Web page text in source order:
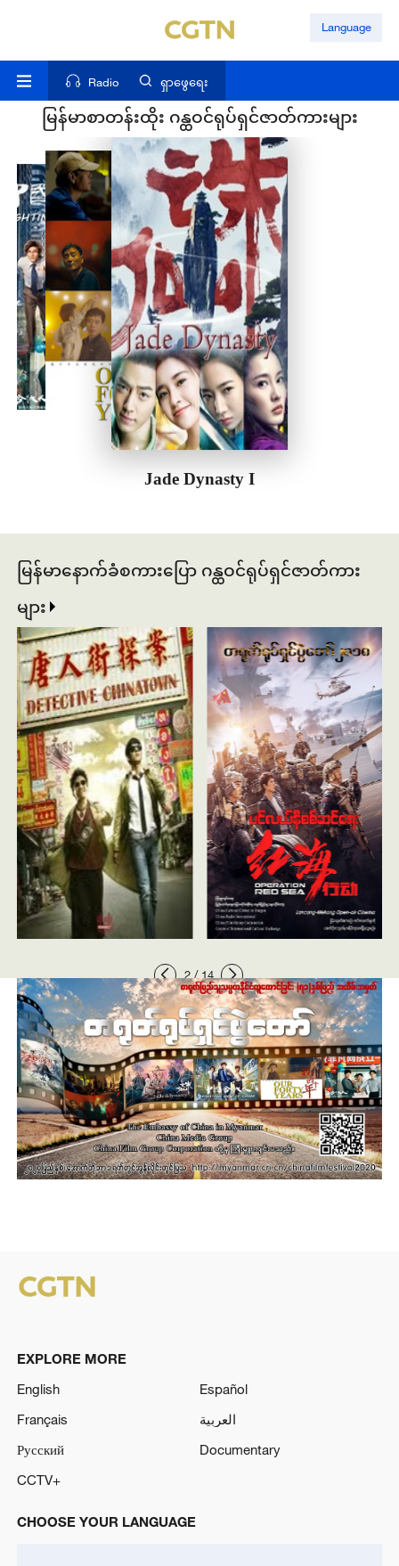
Language
Radio ရှာဖွေရေး
မြန်မာစာတန်းထိုး ဂန္ထဝင်ရုပ်ရှင်ဇာတ်ကားများ
Jade Dynasty I
မြန်မာနောက်ခံစကားပြော ဂန္ထဝင်ရုပ်ရှင်ဇာတ်ကား
များ
2/14
EXPLORE MORE
English
Español
Français
العربية
Русский
Documentary
CCTV+
CHOOSE YOUR LANGUAGE